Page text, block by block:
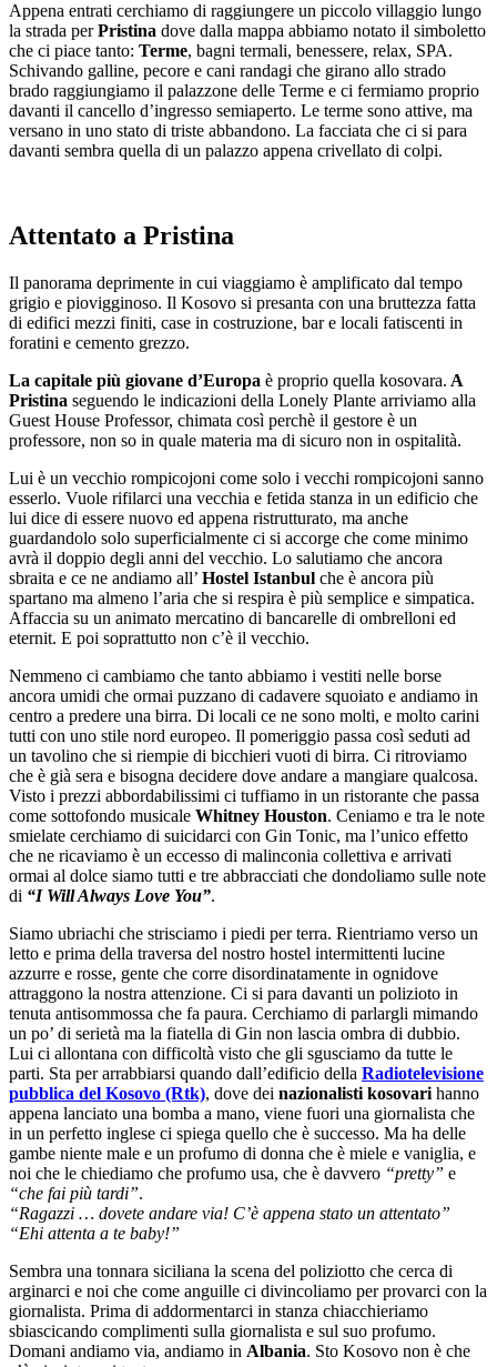
Appena entrati cerchiamo di raggiungere un piccolo villaggio lungo
la strada perPristina dove dalla mappa abbiamo notato il simboletto
che ci piace tanto: Terme, bagni termali, benessere, relax, SPA.
Schivando galline, pecore e cani randagi che girano allo strado
brado raggiungiamo il palazzone delle Terme e ci fermiamo proprio
davanti il cancello d’ingresso semiaperto. Le terme sono attive, ma
versano in uno stato di triste abbandono. La facciata che ci si para
davanti sembra quella di un palazzo appena crivellato di colpi.
Attentato a Pristina
Il panorama deprimente in cui viaggiamo è amplificato dal tempo
grigio e piovigginoso. Il Kosovo si presanta con una bruttezza fatta
di edifici mezzi finiti, case in costruzione, bar e locali fatiscenti in
foratini e cemento grezzo.
La capitale più giovane d’Europa è proprio quella kosovara. A
Pristina seguendo le indicazioni della Lonely Plante arriviamo alla
Guest House Professor, chimata così perchè il gestore è un
professore, non so in quale materia ma di sicuro non in ospitalità.
Lui è un vecchio rompicojoni come solo i vecchi rompicojoni sanno
esserlo. Vuole rifilarci una vecchia e fetida stanza in un edificio che
lui dice di essere nuovo ed appena ristrutturato, ma anche
guardandolo solo superficialmente ci si accorge che come minimo
avrà il doppio degli anni del vecchio. Lo salutiamo che ancora
sbraita e ce ne andiamo all’ Hostel Istanbul che è ancora più
spartano ma almeno l’aria che si respira è più semplice e simpatica.
Affaccia su un animato mercatino di bancarelle di ombrelloni ed
eternit. E poi soprattutto non c’è il vecchio.
Nemmeno ci cambiamo che tanto abbiamo i vestiti nelle borse
ancora umidi che ormai puzzano di cadavere squoiato e andiamo in
centro a predere una birra. Di locali ce ne sono molti, e molto carini
tutti con uno stile nord europeo. Il pomeriggio passa così seduti ad
un tavolino che si riempie di bicchieri vuoti di birra. Ci ritroviamo
che è già sera e bisogna decidere dove andare a mangiare qualcosa.
Visto i prezzi abbordabilissimi ci tuffiamo in un ristorante che passa
come sottofondo musicale Whitney Houston. Ceniamo e tra le note
smielate cerchiamo di suicidarci con Gin Tonic, ma l’unico effetto
che ne ricaviamo è un eccesso di malinconia collettiva e arrivati
ormai al dolce siamo tutti e tre abbracciati che dondoliamo sulle note
di “I Will Always Love You”.
Siamo ubriachi che strisciamo i piedi per terra. Rientriamo verso un
letto e prima della traversa del nostro hostel intermittenti lucine
azzurre e rosse, gente che corre disordinatamente in ognidove
attraggono la nostra attenzione. Ci si para davanti un polizioto in
tenuta antisommossa che fa paura. Cerchiamo di parlargli mimando
un po’ di serietà ma la fiatella di Gin non lascia ombra di dubbio.
Lui ci allontana con difficoltà visto che gli sgusciamo da tutte le
parti. Sta per arrabbiarsi quando dall’edificio della Radiotelevisione
pubblica del Kosovo (Rtk), dove dei nazionalisti kosovari hanno
appena lanciato una bomba a mano, viene fuori una giornalista che
in un perfetto inglese ci spiega quello che è successo. Ma ha delle
gambe niente male e un profumo di donna che è miele e vaniglia, e
noi che le chiediamo che profumo usa, che è davvero “pretty” e
“che fai più tardi”.
“Ragazzi … dovete andare via! C’è appena stato un attentato”
“Ehi attenta a te baby!”
Sembra una tonnara siciliana la scena del poliziotto che cerca di
arginarci e noi che come anguille ci divincoliamo per provarci con la
giornalista. Prima di addormentarci in stanza chiacchieriamo
sbiascicando complimenti sulla giornalista e sul suo profumo.
Domani andiamo via, andiamo in Albania. Sto Kosovo non è che